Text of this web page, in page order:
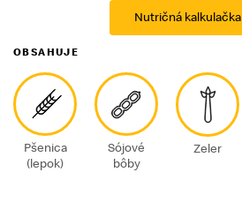
Nutričná kalkulačka
OBSAHUJE
Pšenica
(lepok)
Sójové
bôby
Zeler